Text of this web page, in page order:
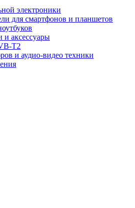
электроники
для смартфонов и планшетов
и аксессуары
T2
и аудио-видео техники